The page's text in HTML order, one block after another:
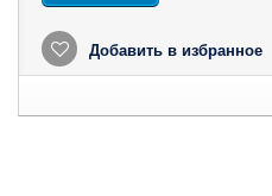
Добавить в избранное